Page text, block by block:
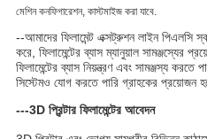
মেশিন কনফিগারেশন, কাস্টমাইজ করা যাবে.
--আমাদের ফিলামেন্ট এক্সট্রুশন লাইন পিএলসি
করে, ফিলামেন্টের ব্যাস ম্যানুয়াল সামঞ্জস্যের
ফিলামেন্টের ব্যাস নিয়ন্ত্রণ এবং সামঞ্জস্য
সিস্টেমও যোগ করতে পারি গ্রাহকের প্রয়োজন
---3D প্রিন্টার ফিলামেন্টের আবেদন